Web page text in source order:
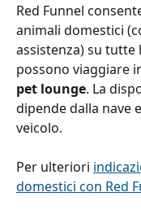
Red Funnel
animali domestici
assistenza) su
possono viaggiare
pet lounge. La
dipende dalla nave
veicolo.
Per ulteriori
domestici con Red